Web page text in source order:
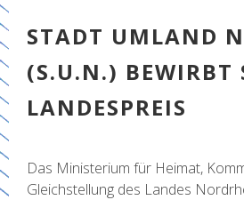
STADT UMLAND
(S.U.N.) BEWIRBT
LANDESPREIS
Das Ministerium für Heimat,
Gleichstellung des Landes